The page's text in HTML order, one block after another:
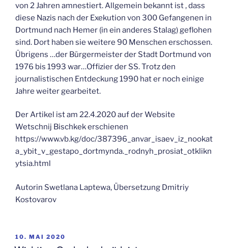
von 2 Jahren amnestiert. Allgemein bekannt ist , dass
diese Nazis nach der Exekution von 300 Gefangenen in
Dortmund nach Hemer (in ein anderes Stalag) geflohen
sind. Dort haben sie weitere 90 Menschen erschossen.
Übrigens …der Bürgermeister der Stadt Dortmund von
1976 bis 1993 war…Offizier der SS. Trotz den
journalistischen Entdeckung 1990 hat er noch einige
Jahre weiter gearbeitet.
Der Artikel ist am 22.4.2020 auf der Website
Wetschnij Bischkek erschienen
https://www.vb.kg/doc/387396_anvar_isaev_iz_nookat
a_ybit_v_gestapo_dortmynda._rodnyh_prosiat_otklikn
ytsia.html
Autorin Swetlana Laptewa, Übersetzung Dmitriy
Kostovarov
VERÖFFENTLICHT
AM
10. MAI 2020